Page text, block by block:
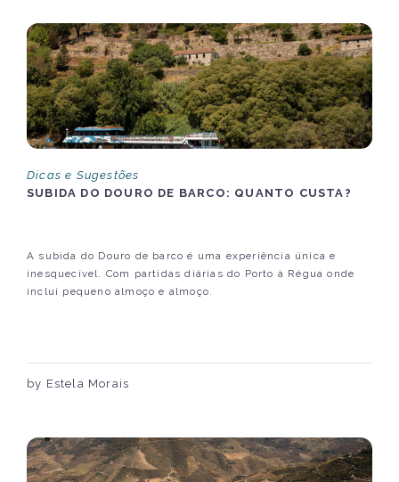
Dicas e Sugestões
SUBIDA DO DOURO DE BARCO: QUANTO CUSTA?
A subida do Douro de barco é uma experiência única e
inesquecível. Com partidas diárias do Porto à Régua onde
incluí pequeno almoço e almoço.
by Estela Morais